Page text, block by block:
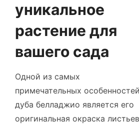
уникальное
растение для
вашего сада
Одной из самых
примечательных особенностей
дуба белладжио является его
оригинальная окраска